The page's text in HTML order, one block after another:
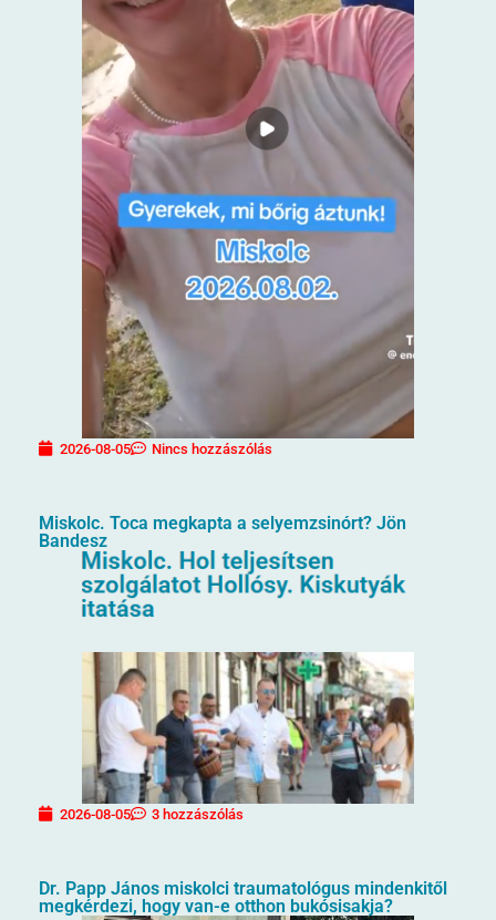
2026-08-05 Nincs hozzászólás
Miskolc. Toca megkapta a selyemzsinórt? Jön
Bandesz
2026-08-05 3 hozzászólás
Dr. Papp János miskolci traumatológus mindenkitől
megkérdezi, hogy van-e otthon bukósisakja?